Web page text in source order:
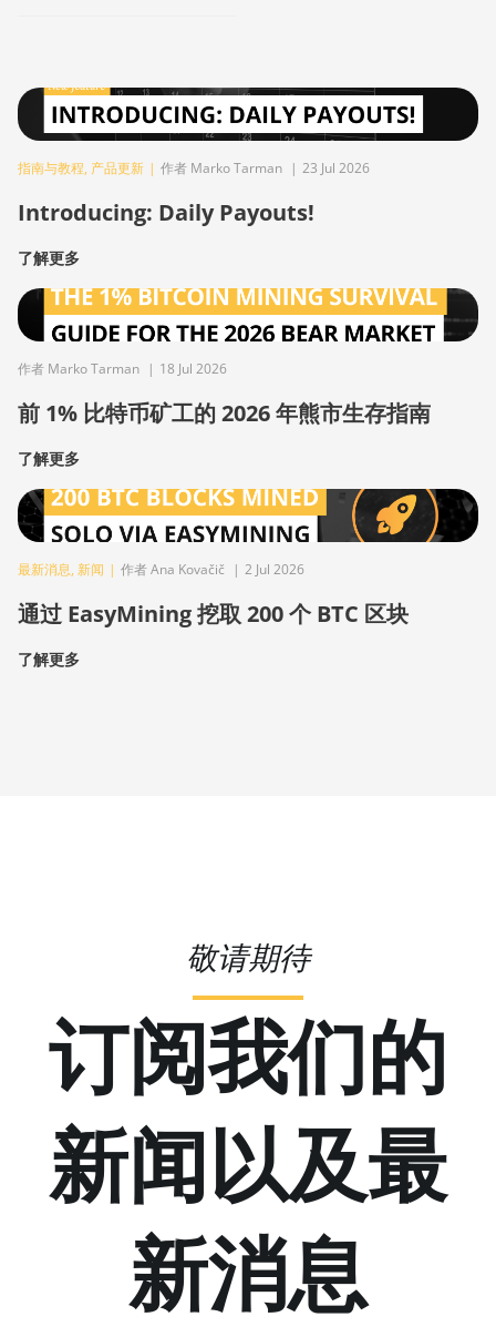
指南与教程, 产品更新 | 作者 Marko Tarman | 23 Jul 2026
Introducing: Daily Payouts!
了解更多
作者 Marko Tarman | 18 Jul 2026
前 1% 比特币矿工的 2026 年熊市生存指南
了解更多
最新消息, 新闻 | 作者 Ana Kovačič | 2 Jul 2026
通过 EasyMining 挖取 200 个 BTC 区块
了解更多
敬请期待
订阅我们的
新闻以及最
新消息